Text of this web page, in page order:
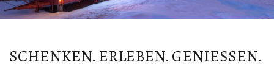
SCHENKEN. ERLEBEN. GENIESSEN.